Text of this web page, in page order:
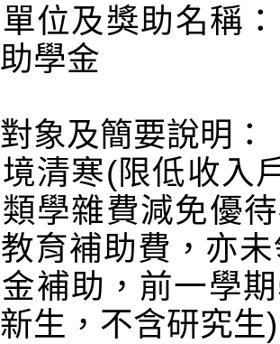
位及獎助名稱
學金
象及簡要說明：
清寒(限低收入
學雜費減免優
育補助費，亦
補助，前一學
生，不含研究生